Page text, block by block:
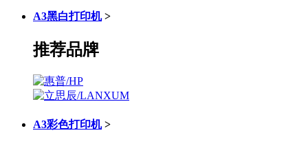
A3黑白打印机 >
推荐品牌
A3彩色打印机 >